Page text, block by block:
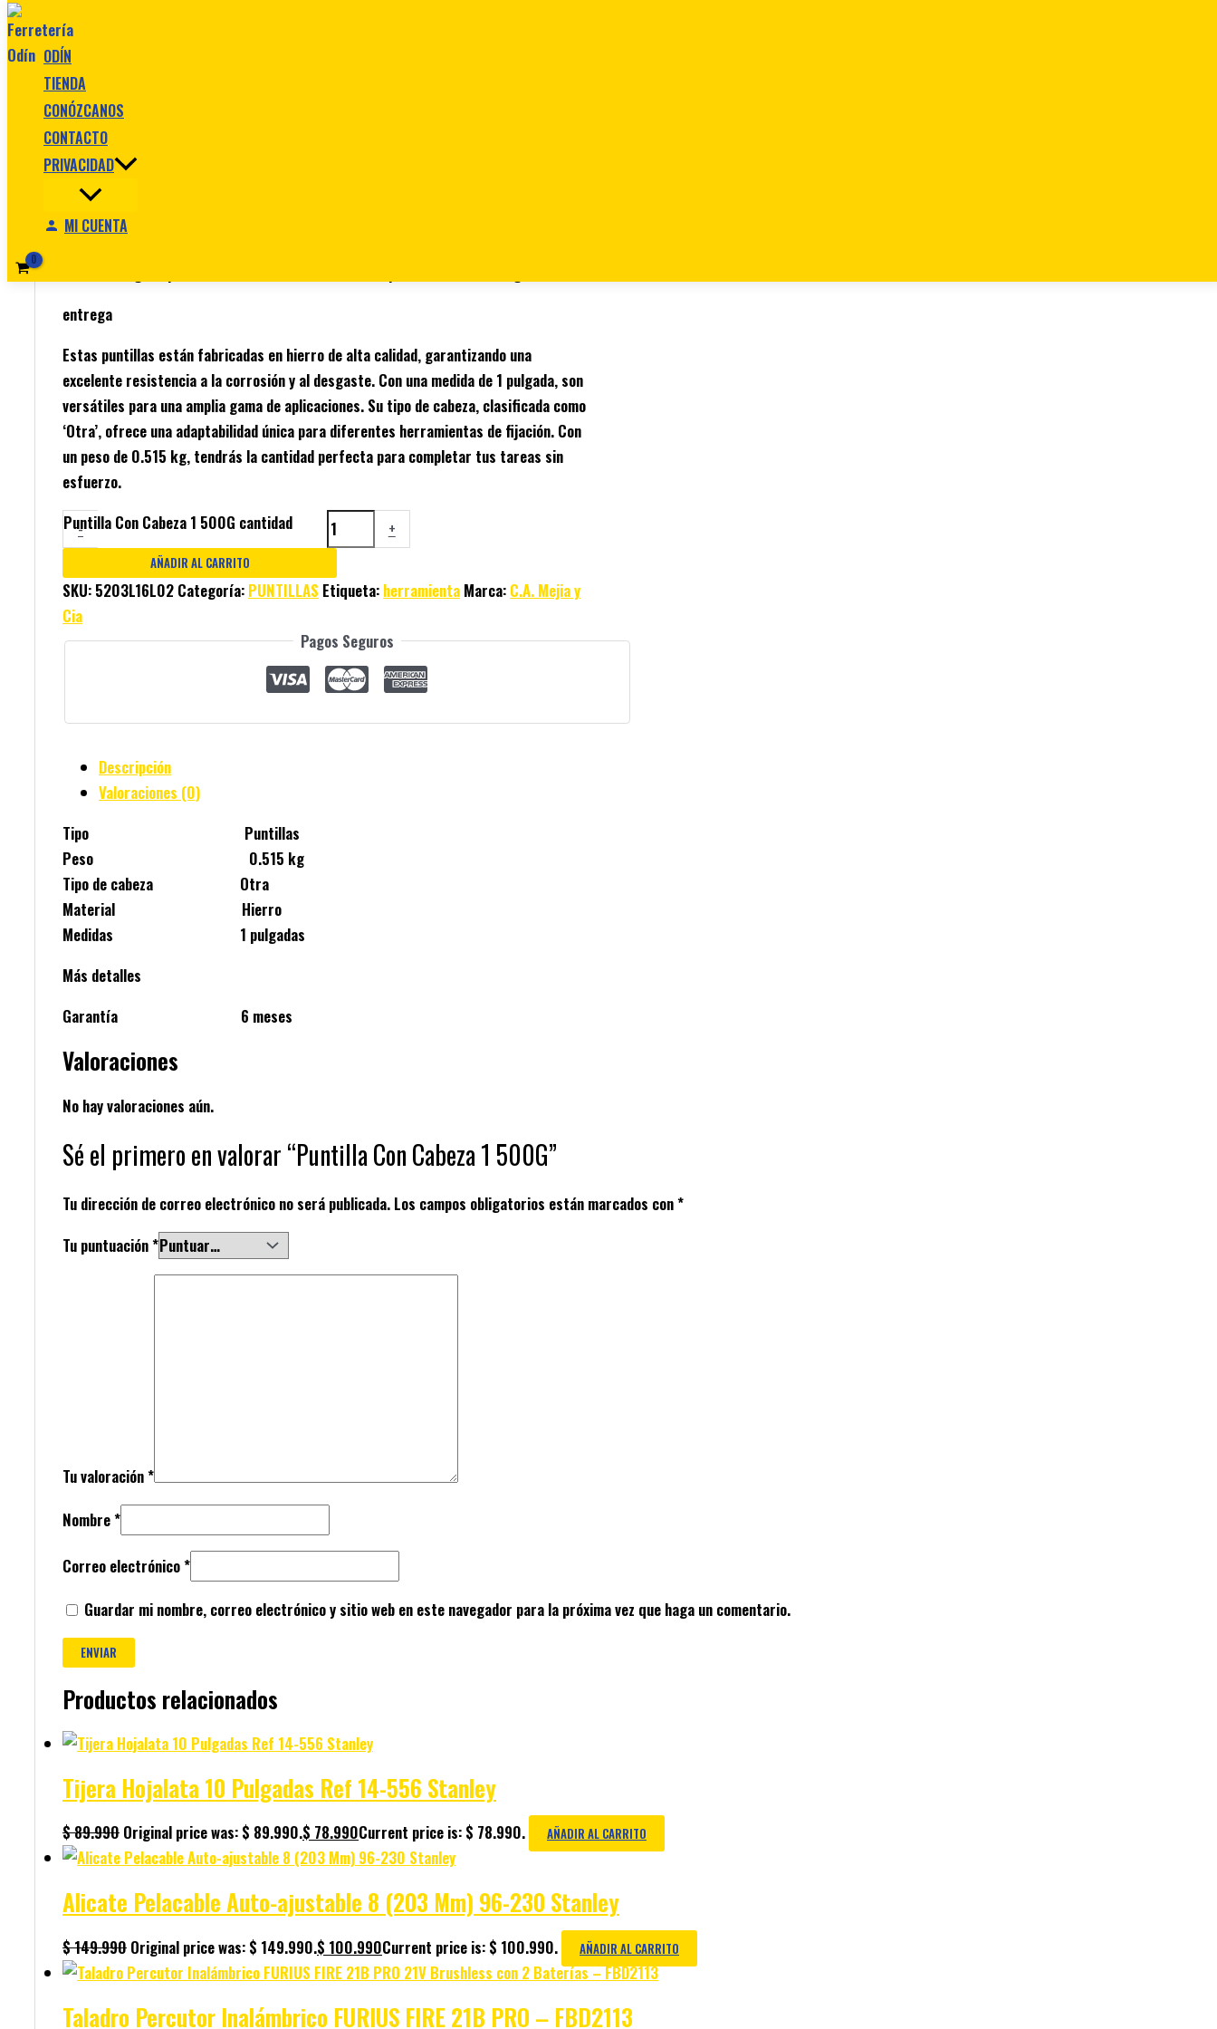
Ir al contenido
ODÍN
TIENDA
CONÓZCANOS
CONTACTO
PRIVACIDAD
MI CUENTA
Inicio/
PUNTILLAS
Puntilla Con Cabeza 1 500G
entrega
Estas puntillas están fabricadas en hierro de alta calidad, garantizando una
excelente resistencia a la corrosión y al desgaste. Con una medida de 1 pulgada, son
versátiles para una amplia gama de aplicaciones. Su tipo de cabeza, clasificada como
‘Otra’, ofrece una adaptabilidad única para diferentes herramientas de fijación. Con
un peso de 0.515 kg, tendrás la cantidad perfecta para completar tus tareas sin
esfuerzo.
-
Puntilla Con Cabeza 1 500G cantidad +
AÑADIR AL CARRITO
SKU: 5203L16L02 Categoría: PUNTILLAS Etiqueta: herramienta Marca: C.A. Mejia y
Cia
Pagos Seguros
Descripción
Valoraciones (0)
Tipo Puntillas
Peso 0.515 kg
Tipo de cabeza Otra
Material Hierro
Medidas 1 pulgadas
Más detalles
Garantía 6 meses
Valoraciones
No hay valoraciones aún.
Sé el primero en valorar “Puntilla Con Cabeza 1 500G”
Tu dirección de correo electrónico no será publicada. Los campos obligatorios están marcados con*
Tu puntuación*
Tu valoración*
Nombre*
Correo electrónico*
Guardar mi nombre, correo electrónico y sitio web en este navegador para la próxima vez que haga un comentario.
Productos relacionados
Tijera Hojalata 10 Pulgadas Ref 14-556 Stanley
$89.990 Original price was: $ 89.990.$ 78.990Current price is: $ 78.990. AÑADIR AL CARRITO
Alicate Pelacable Auto-ajustable 8 (203 Mm) 96-230 Stanley
$149.990 Original price was: $ 149.990.$ 100.990Current price is: $ 100.990. AÑADIR AL CARRITO
Taladro Percutor Inalámbrico FURIUS FIRE 21B PRO – FBD2113